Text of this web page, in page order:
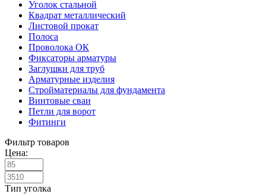
Уголок стальной
Квадрат металлический
Листовой прокат
Полоса
Проволока ОК
Фиксаторы арматуры
Заглушки для труб
Арматурные изделия
Стройматериалы для фундамента
Винтовые сваи
Петли для ворот
Фитинги
Фильтр товаров
Цена:
Тип уголка